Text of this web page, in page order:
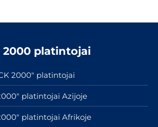
2000 platintojai
2000" platintojai
platintojai Azijoje
platintojai Afrikoje